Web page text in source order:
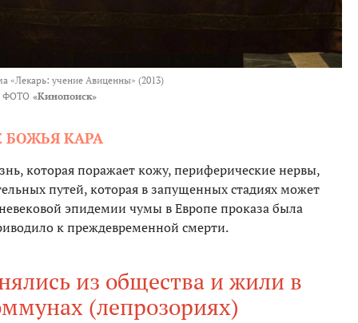
«Лекарь: учение Авиценны» (2013)
ФОТО «Кинопоиск»
БОЖЬЯ КАРА
которая поражает кожу, периферические нервы,
путей, которая в запущенных стадиях может
эпидемии чумы в Европе проказа была
к преждевременной смерти.
из общества и жили в
(лепрозориях)